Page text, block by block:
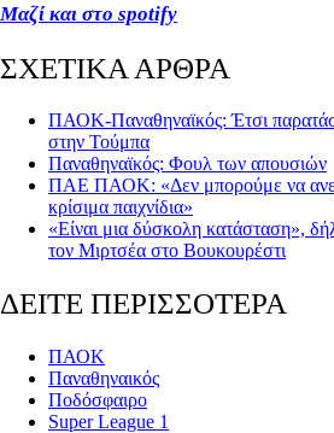
Μαζί και στο spotify
ΣΧΕΤΙΚΑ ΑΡΘΡΑ
ΠΑΟΚ-Παναθηναϊκός: Έτσι
στην Τούμπα
Παναθηναϊκός: Φουλ των απουσιών
ΠΑΕ ΠΑΟΚ: «Δεν μπορούμε να
κρίσιμα παιχνίδια»
«Είναι μια δύσκολη κατάσταση»,
τον Μιρτσέα στο Βουκουρέστι
ΔΕΙΤΕ ΠΕΡΙΣΣΟΤΕΡΑ
ΠΑΟΚ
Παναθηναικός
Ποδόσφαιρο
Super League 1